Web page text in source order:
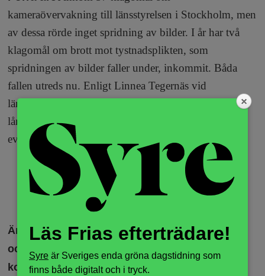
Läs Frias efterträdare!
Syre är Sveriges enda gröna dagstidning som
finns både digitalt och i tryck.
kameraövervakning till länsstyrelsen i Stockholm, men
av dessa rörde inget spridning av bilder. I år har två
klagomål om brott mot tystnadsplikten, som
spridningen av bilder faller under, inkommit. Båda
fallen utreds nu. Enligt Linnea Tegernäs vid
länsstyrelsens tillståndsenhet går det inte att säga hur
lång tid det kommer att ta innan leksaksaffären
eventuellt får ett föreläggande.
Är inte lagen tandlös om man inte blir straffad
och det inte heller händer något när klagomål
kommer in till länsstyrelsen?